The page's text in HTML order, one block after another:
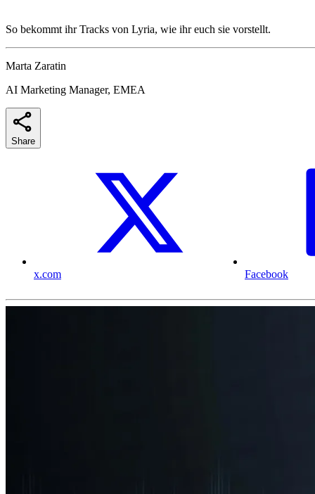
So bekommt ihr Tracks von Lyria, wie ihr euch sie vorstellt.
Marta Zaratin
AI Marketing Manager, EMEA
Share
x.com Facebook